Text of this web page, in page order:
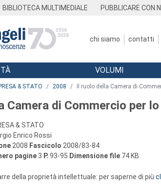
BIBLIOTECA MULTIMEDIALE PUBBLICARE CON
chi siamo contatti
VOLUMI
& STATO 2008 Il ruolo della Camera di
Camera di Commercio per
& STATO
Enrico Rossi
2008 Fascicolo 2008/83-84
pagine 3 P. 93-95 Dimensione file 74 KB
della proprietà intellettuale: per saperne di più